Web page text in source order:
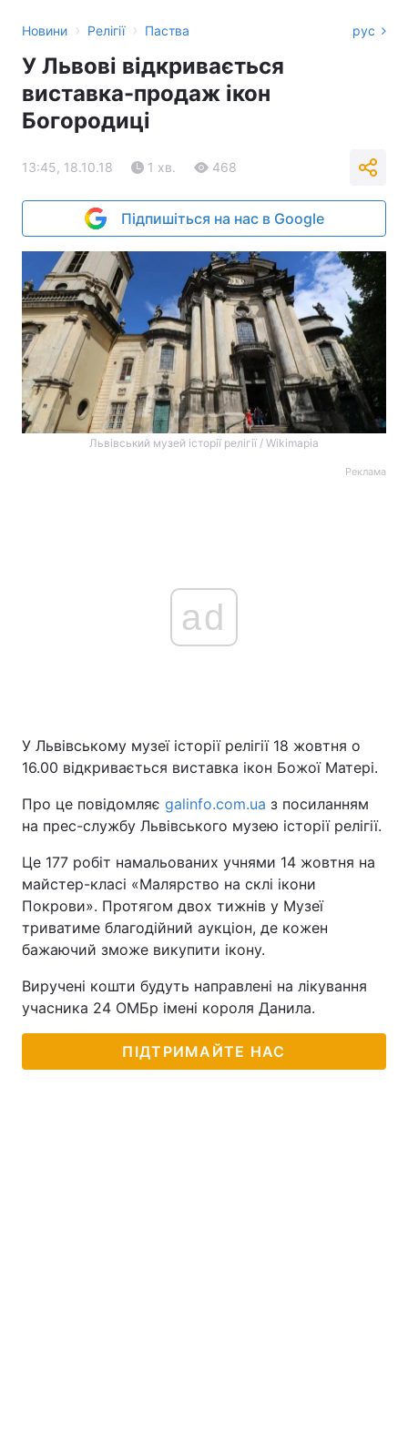
Новини › Релігії › Паства рус
У Львові відкривається
виставка-продаж ікон
Богородиці
13:45, 18.10.18 1 хв. 468
Підпишіться на нас в Google
Львівський музей історії релігії / Wikimapia
Реклама
ad
У Львівському музеї історії релігії 18 жовтня о
16.00 відкривається виставка ікон Божої Матері.
Про це повідомляє galinfo.com.ua з посиланням
на прес-службу Львівського музею історії релігії.
Це 177 робіт намальованих учнями 14 жовтня на
майстер-класі «Малярство на склі ікони
Покрови». Протягом двох тижнів у Музеї
триватиме благодійний аукціон, де кожен
бажаючий зможе викупити ікону.
Виручені кошти будуть направлені на лікування
учасника 24 ОМБр імені короля Данила.
ПІДТРИМАЙТЕ НАС